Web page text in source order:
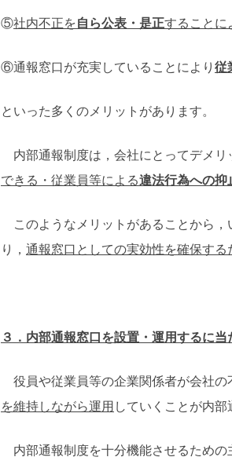
⑤社内不正を自ら公表・是正することに
⑥通報窓口が充実していることにより 従
といった多くのメリットがあります。
内部通報制度は，会社にとってデメリ
できる・従業員等による違法行為への抑
このようなメリットがあることから，
り， 通報窓口としての実効性を確保す
３．内部通報窓口を設置・運用するに当
役員や従業員等の企業関係者が会社の
を維持しながら運用 していくことが内部
内部通報制度を十分機能させるための